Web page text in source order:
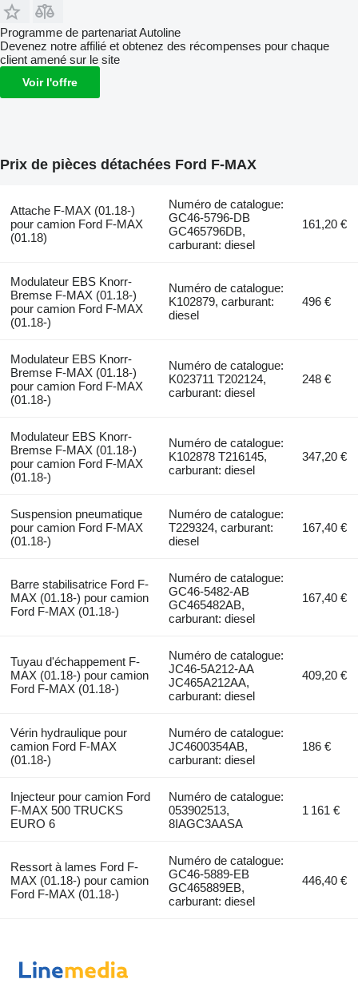
Programme de partenariat Autoline
Devenez notre affilié et obtenez des récompenses pour chaque
client amené sur le site
Voir l'offre
Prix de pièces détachées Ford F-MAX
Attache F-MAX (01.18-)
pour camion Ford F-MAX
(01.18)
Numéro de catalogue:
GC46-5796-DB
GC465796DB,
carburant: diesel
161,20 €
Modulateur EBS Knorr-
Bremse F-MAX (01.18-)
pour camion Ford F-MAX
(01.18-)
Numéro de catalogue:
K102879, carburant:
diesel
496 €
Modulateur EBS Knorr-
Bremse F-MAX (01.18-)
pour camion Ford F-MAX
(01.18-)
Numéro de catalogue:
K023711 T202124,
carburant: diesel
248 €
Modulateur EBS Knorr-
Bremse F-MAX (01.18-)
pour camion Ford F-MAX
(01.18-)
Numéro de catalogue:
K102878 T216145,
carburant: diesel
347,20 €
Suspension pneumatique
pour camion Ford F-MAX
(01.18-)
Numéro de catalogue:
T229324, carburant:
diesel
167,40 €
Barre stabilisatrice Ford F-
MAX (01.18-) pour camion
Ford F-MAX (01.18-)
Numéro de catalogue:
GC46-5482-AB
GC465482AB,
carburant: diesel
167,40 €
Tuyau d'échappement F-
MAX (01.18-) pour camion
Ford F-MAX (01.18-)
Numéro de catalogue:
JC46-5A212-AA
JC465A212AA,
carburant: diesel
409,20 €
Vérin hydraulique pour
camion Ford F-MAX
(01.18-)
Numéro de catalogue:
JC4600354AB,
carburant: diesel
186 €
Injecteur pour camion Ford
F-MAX 500 TRUCKS
EURO 6
Numéro de catalogue:
053902513,
8IAGC3AASA
1 161 €
Ressort à lames Ford F-
MAX (01.18-) pour camion
Ford F-MAX (01.18-)
Numéro de catalogue:
GC46-5889-EB
GC465889EB,
carburant: diesel
446,40 €